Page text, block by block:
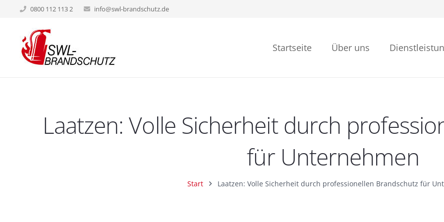
0800 112 113 2 info@swl-brandschutz.de
Startseite Über uns
Laatzen: Volle Sicherheit durch
für Unternehmen
Start Laatzen: Volle Sicherheit durch professionellen Brandschutz für